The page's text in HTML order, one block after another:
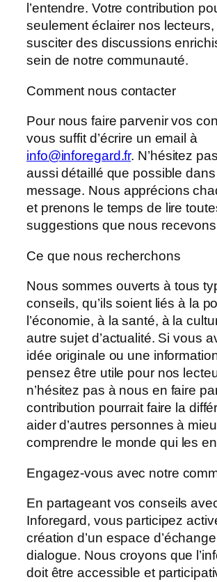
l’entendre. Votre contribution
seulement éclairer nos
susciter des discussions
sein de notre communauté.
Comment nous contacter
Pour nous faire parvenir vos
vous suffit d’écrire un email à
info@inforegard.fr. N’hésitez
aussi détaillé que possible
message. Nous apprécions
et prenons le temps de lire
suggestions que nous
Ce que nous recherchons
Nous sommes ouverts à tous
conseils, qu’ils soient liés à la
l’économie, à la santé, à la
autre sujet d’actualité. Si vous
idée originale ou une
pensez être utile pour nos
n’hésitez pas à nous en faire
contribution pourrait faire la
aider d’autres personnes à
comprendre le monde qui les
Engagez-vous avec notre
En partageant vos conseils
Inforegard, vous participez
création d’un espace
dialogue. Nous croyons que
doit être accessible et